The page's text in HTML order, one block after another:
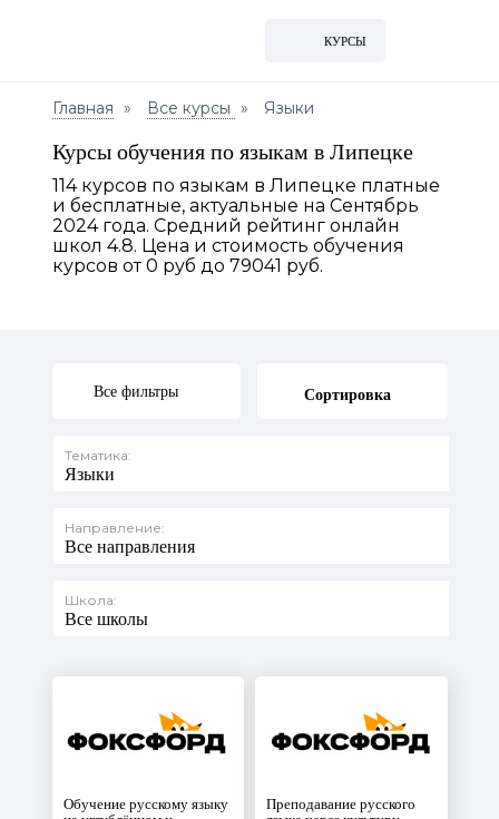
КУРСЫ
Главная Все курсы Языки
Курсы обучения по языкам в Липецке
114 курсов по языкам в Липецке платные
и бесплатные, актуальные на Сентябрь
2024 года. Средний рейтинг онлайн
школ 4.8. Цена и стоимость обучения
курсов от 0 руб до 79041 руб.
Все фильтры Сортировка
Тематика:
Языки
Направление:
Все направления
Школа:
Все школы
Обучение русскому языку
Преподавание русского